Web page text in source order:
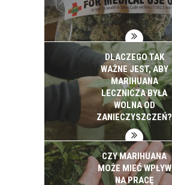
DLACZEGO TAK
WAŻNE JEST, ABY
MARIHUANA
LECZNICZA BYŁA
WOLNA OD
ZANIECZYSZCZEŃ?
CZY MARIHUANA
MOŻE MIEĆ WPŁYW
NA PRACĘ